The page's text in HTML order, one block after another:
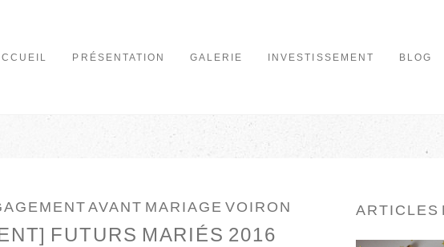
PRÉSENTATION GALERIE INVESTISSEMENT BLOG
AVANT MARIAGE VOIRON
FUTURS MARIÉS 2016
ARTICLES